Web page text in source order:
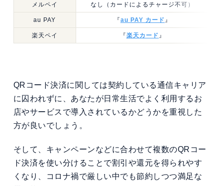
メルペイ なし（カードによるチャージ不可）
au PAY 『au PAY カード 』
楽天ペイ 『楽天カード 』
QRコード決済に関しては契約している通信キャリア
に囚われずに、あなたが日常生活でよく利用するお
店やサービスで導入されているかどうかを重視した
方が良いでしょう。
そして、キャンペーンなどに合わせて複数のQRコー
ド決済を使い分けることで割引や還元を得られやす
くなり、コロナ禍で厳しい中でも節約しつつ満足な